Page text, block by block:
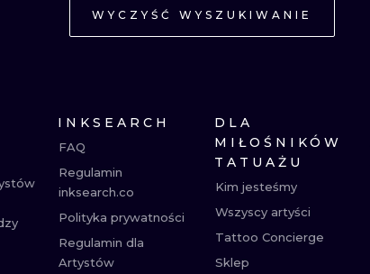
WYCZYŚĆ WYSZUKIWANIE
INKSEARCH
FAQ
Regulamin
inksearch.co
Polityka prywatności
Regulamin dla
Artystów
DLA
MIŁOŚNIKÓW
TATUAŻU
Kim jesteśmy
Wszyscy artyści
Tattoo Concierge
Sklep